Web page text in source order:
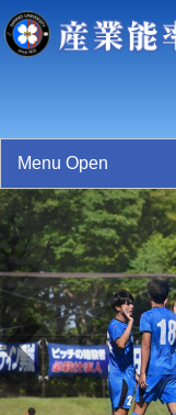
Menu Open